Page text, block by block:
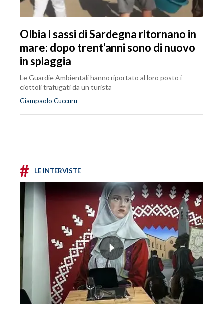
Olbia i sassi di Sardegna ritornano in
mare: dopo trent'anni sono di nuovo
in spiaggia
Le Guardie Ambientali hanno riportato al loro posto i
ciottoli trafugati da un turista
Giampaolo Cuccuru
# LE INTERVISTE